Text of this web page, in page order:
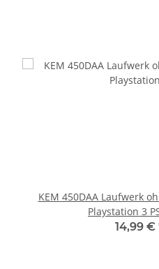
KEM 450DAA Laufwerk
14,99 €